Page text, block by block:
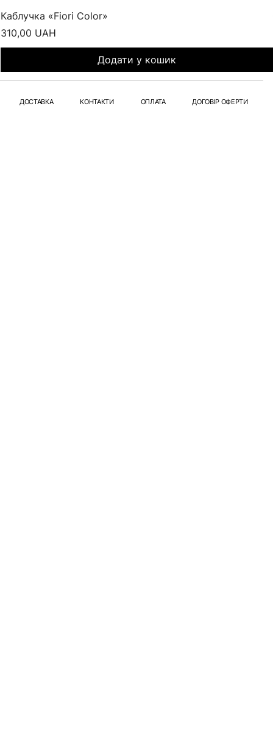
Каблучка «Fiori Color»
Ціна
310,00 UAH
Додати у кошик
ДОСТАВКА КОНТАКТИ ОПЛАТА ДОГОВІР ОФЕРТИ